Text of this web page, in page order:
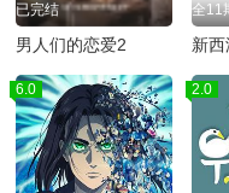
已完结
男人们的恋爱2
全11
新
6.0 2.0